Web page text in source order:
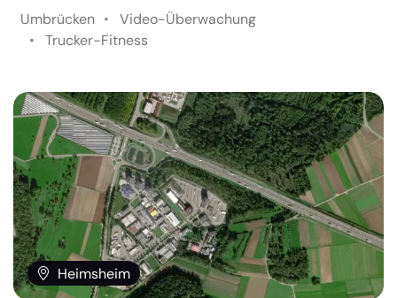
Umbrücken
Video-Überwachung
Trucker-Fitness
Heimsheim